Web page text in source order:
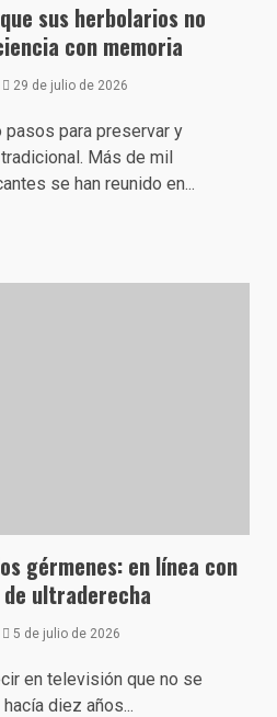
sus herbolarios no
con memoria
29 de julio de 2026
pasos para preservar y
Más de mil
se han reunido en...
gérmenes: en línea con
ultraderecha
5 de julio de 2026
en televisión que no se
diez años...